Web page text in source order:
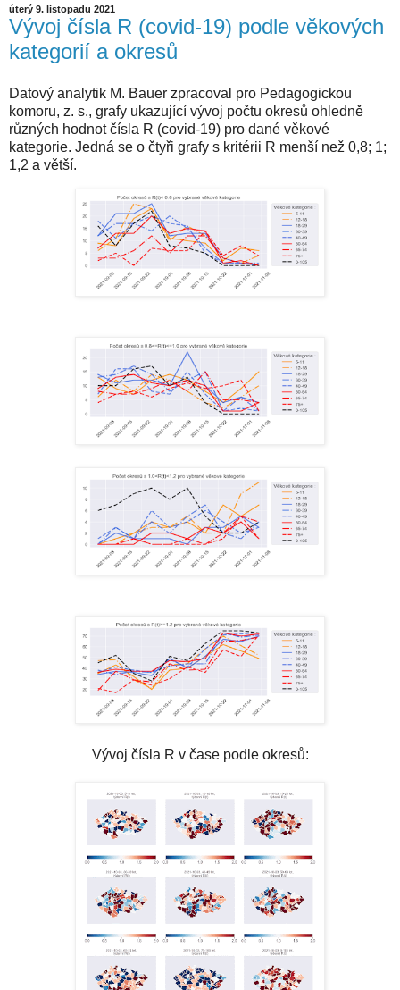
úterý 9. listopadu 2021
Vývoj čísla R (covid-19) podle věkových
kategorií a okresů
Datový analytik M. Bauer zpracoval pro Pedagogickou
komoru, z. s., grafy ukazující vývoj počtu okresů ohledně
různých hodnot čísla R (covid-19) pro dané věkové
kategorie. Jedná se o čtyři grafy s kritérii R menší než 0,8; 1;
1,2 a větší.
Vývoj čísla R v čase podle okresů: